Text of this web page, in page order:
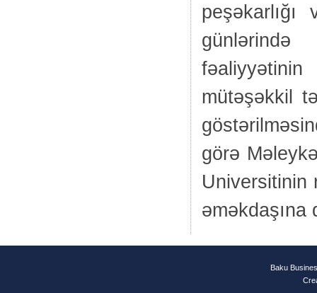
mütəşəkkil
görə
Universitinin
əməkdaşına
Baku